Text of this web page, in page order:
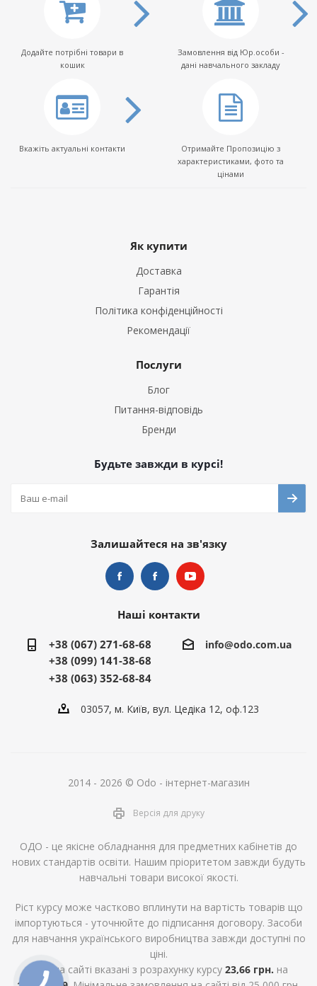
Додайте потрібні товари в
кошик
Замовлення від Юр.особи -
дані навчального закладу
Вкажіть актуальні контакти
Отримайте Пропозицію з
характеристиками, фото та
цінами
Як купити
Доставка
Гарантія
Політика конфіденційності
Рекомендації
Послуги
Блог
Питання-відповідь
Бренди
Будьте завжди в курсі!
Залишайтеся на зв'язку
Наші контакти
+38 (067) 271-68-68
+38 (099) 141-38-68
+38 (063) 352-68-84
info@odo.com.ua
03057, м. Київ, вул. Цедіка 12, оф.123
2014 - 2026 © Odo - інтернет-магазин
Версія для друку
ОДО - це якісне обладнання для предметних кабінетів до
нових стандартів освіти. Нашим пріоритетом завжди будуть
навчальні товари високої якості.
Ріст курсу може частково вплинути на вартість товарів що
імпортуються - уточнюйте до підписання договору. Засоби
для навчання українського виробництва завжди доступні по
ціні.
Ціни на сайті вказані з розрахунку курсу 23,66 грн. на